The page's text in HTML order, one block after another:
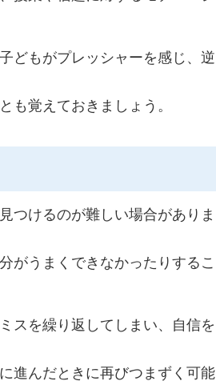
どもがプレッシャーを感じ、逆
覚えておきましょう。
つけるのが難しい場合がありま
がうまくできなかったりするこ
スを繰り返してしまい、自信を
進んだときに再びつまずく可能